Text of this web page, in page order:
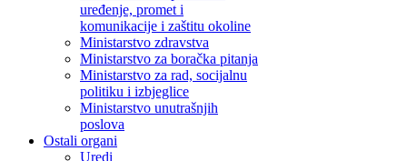
uređenje, promet i
komunikacije i zaštitu okoline
Ministarstvo zdravstva
Ministarstvo za boračka pitanja
Ministarstvo za rad, socijalnu
politiku i izbjeglice
Ministarstvo unutrašnjih
poslova
Ostali organi
Uredi